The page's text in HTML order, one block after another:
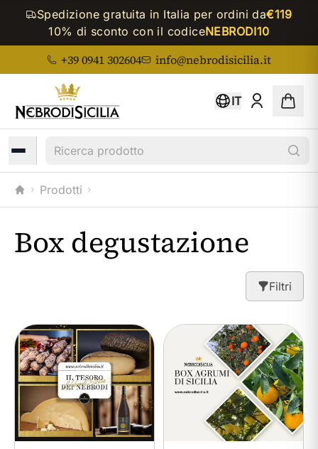
Spedizione gratuita in Italia per ordini da€119
10% di sconto con il codiceNEBRODI10
+39 0941 302604 info@nebrodisicilia.it
IT
Ricerca prodotto
Prodotti
Box degustazione
Filtri
I nostri prodotti